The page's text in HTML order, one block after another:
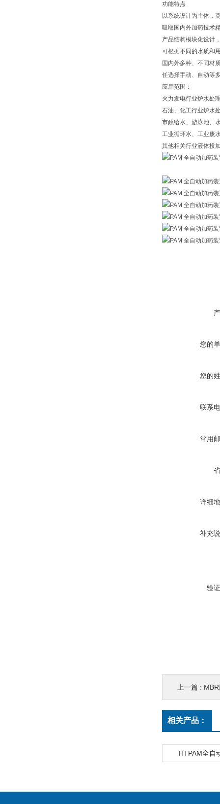
功能特点
以系统设计为主体，
吸取国内外加药技术
产品结构模块化设计
可根据不同的水质和
国内外多种、不同材
任选择手动、自动等
应用范围：
火力发电行业炉水处
石油、化工行业炉水
市政给水、游泳池、
工业循环水、工业废
其他相关行业液体投
您的
您的
联系
常用
详细
补充
验
上一篇 :
相关产品：
HTPAM全自